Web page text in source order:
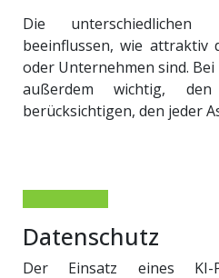
Die unterschiedlichen
beeinflussen, wie attraktiv
oder Unternehmen sind.
außerdem wichtig,
berücksichtigen, den jeder
Datenschutz
Der Einsatz eines KI-